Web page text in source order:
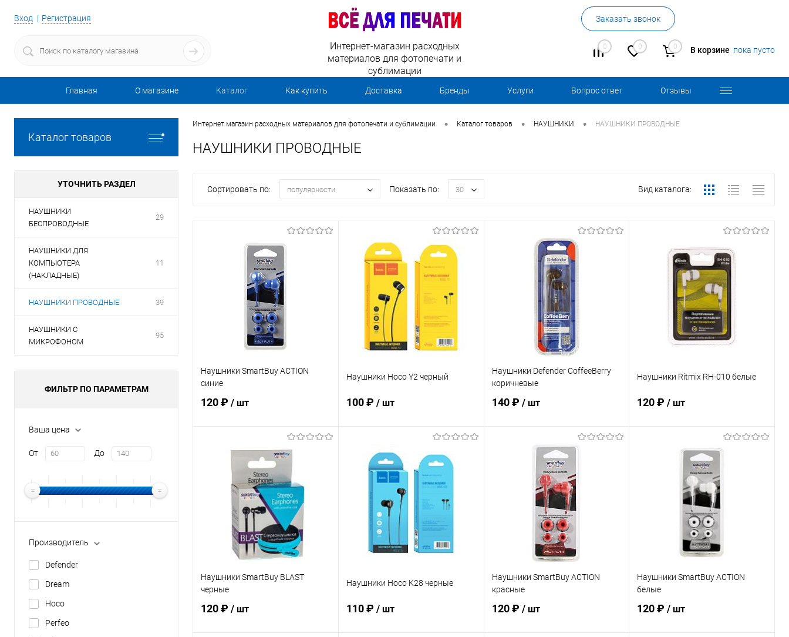
Вход Регистрация Заказать звонок
0 0 0 В корзине пока пусто
Интернет-магазин расходных
материалов для фотопечати и
сублимации
Главная О магазине Каталог Как купить Доставка Бренды Услуги Вопрос ответ Отзывы
Каталог товаров
УТОЧНИТЬ РАЗДЕЛ
НАУШНИКИ
БЕСПРОВОДНЫЕ
29
НАУШНИКИ ДЛЯ
КОМПЬЮТЕРА
(НАКЛАДНЫЕ)
11
НАУШНИКИ ПРОВОДНЫЕ 39
НАУШНИКИ С
МИКРОФОНОМ
95
ФИЛЬТР ПО ПАРАМЕТРАМ
Ваша цена
От До
Производитель
Defender
Dream
Hoco
Perfeo
Интернет магазин расходных материалов для фотопечати и сублимации • Каталог товаров • НАУШНИКИ • НАУШНИКИ ПРОВОДНЫЕ
НАУШНИКИ ПРОВОДНЫЕ
Сортировать по: популярности Показать по: 30 Вид каталога:
Наушники SmartBuy ACTION
синие
120 ₽ / шт
В корзину
Купить в 1 клик К сравнению
В избранное В наличии
Наушники Hoco Y2 черный
100 ₽ / шт
Купить в 1 клик К сравнению
В избранное В наличии
Наушники Defender CoffeeBerry
коричневые
140 ₽ / шт
В корзину
Купить в 1 клик К сравнению
В избранное В наличии
Наушники Ritmix RH-010 белые
120 ₽/ шт
В корзину
Купить в 1 клик
В избранное
Наушники SmartBuy BLAST
черные
120 ₽ / шт
Наушники Hoco K28 черные
110 ₽ / шт
Наушники SmartBuy ACTION
красные
120 ₽ / шт
Наушники SmartBuy ACTION
белые
120 ₽/ шт